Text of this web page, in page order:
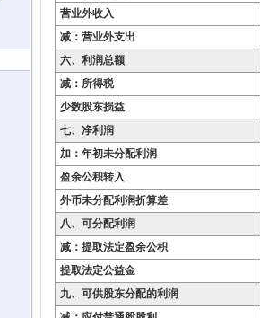
营业外收入
减：营业外支出
六、利润总额
减：所得税
少数股东损益
七、净利润
加：年初未分配利润
盈余公积转入
外币未分配利润折算差
八、可分配利润
减：提取法定盈余公积
提取法定公益金
九、可供股东分配的利润